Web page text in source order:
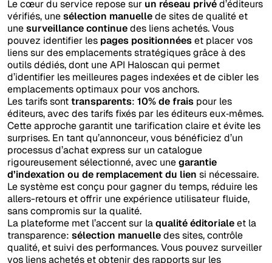
Le cœur du service repose sur un réseau privéd’éditeurs
vérifiés, unesélection manuellede sites de qualité et
unesurveillance continuedes liens achetés. Vous
pouvez identifier les pages positionnéeset placer vos
liens sur des emplacements stratégiques grâce à des
outils dédiés, dont une API Haloscan qui permet
d’identifier les meilleures pages indexées et de cibler les
emplacements optimaux pour vos anchors.
Les tarifs sonttransparents: 10% de frais pour les
éditeurs, avec des tarifs fixés par les éditeurs eux‑mêmes.
Cette approche garantit une tarification claire et évite les
surprises. En tant qu’annonceur, vous bénéficiez d’un
processus d’achat express sur un catalogue
rigoureusement sélectionné, avec unegarantie
d’indexation ou de remplacement du lien si nécessaire.
Le système est conçu pour gagner du temps, réduire les
allers-retours et offrir une expérience utilisateur fluide,
sans compromis sur la qualité.
La plateforme met l’accent sur laqualité éditorialeet la
transparence: sélection manuelledes sites, contrôle
qualité, et suivi des performances. Vous pouvez surveiller
vos liens achetés et obtenir des rapports sur les